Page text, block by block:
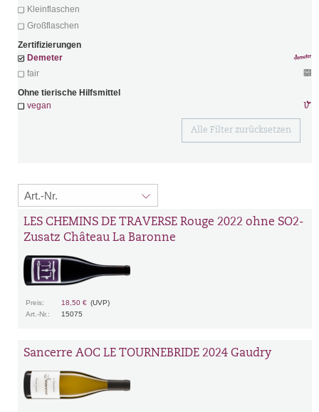
Kleinflaschen
Großflaschen
Zertifizierungen
Demeter
fair
Ohne tierische Hilfsmittel
vegan
Alle Filter zurücksetzen
LES CHEMINS DE TRAVERSE Rouge 2022 ohne SO2-
Zusatz Château La Baronne
Preis: 18,50 € (UVP)
Art.-Nr.:
15075
Sancerre AOC LE TOURNEBRIDE 2024 Gaudry